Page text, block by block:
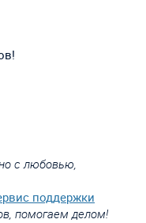
с любовью,
поддержки
помогаем делом!